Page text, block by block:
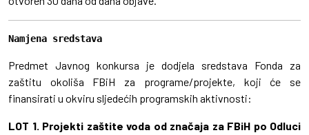
Namjena sredstava
Predmet Javnog konkursa je dodjela sredstava Fonda za
zaštitu okoliša FBiH za programe/projekte, koji će se
finansirati u okviru sljedećih programskih aktivnosti:
LOT 1. Projekti zaštite voda od značaja za FBiH po Odluci